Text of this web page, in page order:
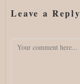
Leave a Reply
Comment